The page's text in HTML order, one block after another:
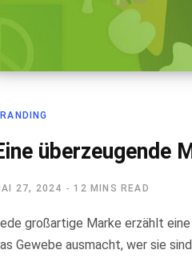
überzeugende
27, 2024 12 MINS READ
großartige Marke erzählt
Gewebe ausmacht, wer sie